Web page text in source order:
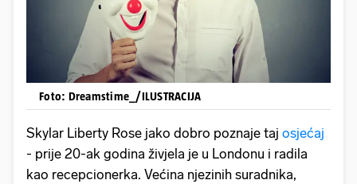
Foto: Dreamstime_/ILUSTRACIJA
Skylar Liberty Rose jako dobro poznaje taj osjećaj
- prije 20-ak godina živjela je u Londonu i radila
kao recepcionerka. Većina njezinih suradnika,